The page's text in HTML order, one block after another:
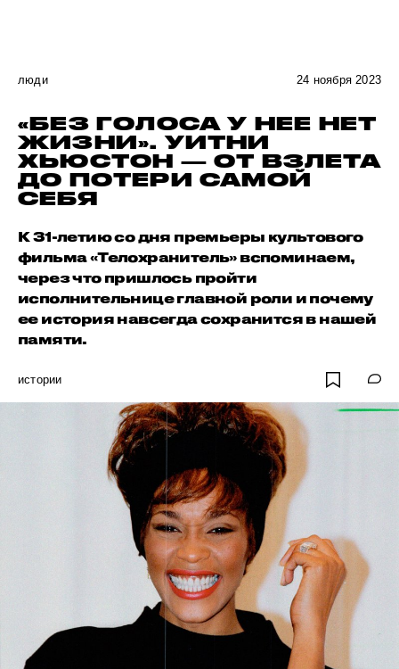
люди 24 ноября 2023
«БЕЗ ГОЛОСА У НЕЕ НЕТ
ЖИЗНИ». УИТНИ
ХЬЮСТОН — ОТ ВЗЛЕТА
ДО ПОТЕРИ САМОЙ
СЕБЯ
К 31-летию со дня премьеры культового
фильма «Телохранитель» вспоминаем,
через что пришлось пройти
исполнительнице главной роли и почему
ее история навсегда сохранится в нашей
памяти.
истории